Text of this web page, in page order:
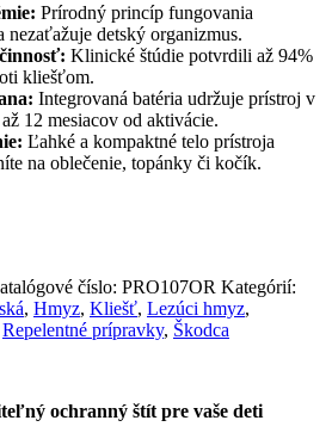
Prírodný princíp fungovania
detský organizmus.
Klinické štúdie potvrdili až 94%
kliešťom.
Integrovaná batéria udržuje prístroj v
12 mesiacov od aktivácie.
Ľahké a kompaktné telo prístroja
na oblečenie, topánky či kočík.
číslo: PRO107OR Kategórií:
, Hmyz, Kliešť, Lezúci hmyz,
Repelentné prípravky, Škodca
ochranný štít pre vaše deti